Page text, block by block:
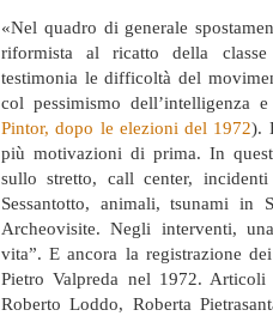
«Nel quadro di generale
riformista al ricatto della
testimonia le difficoltà del
col pessimismo dell’intelligenza
Pintor, dopo le elezioni del 1972).
più motivazioni di prima. In
sullo stretto, call center,
Sessantotto, animali, tsunami in
Archeovisite. Negli interventi,
vita”. E ancora la registrazione
Pietro Valpreda nel 1972.
Roberto Loddo, Roberta